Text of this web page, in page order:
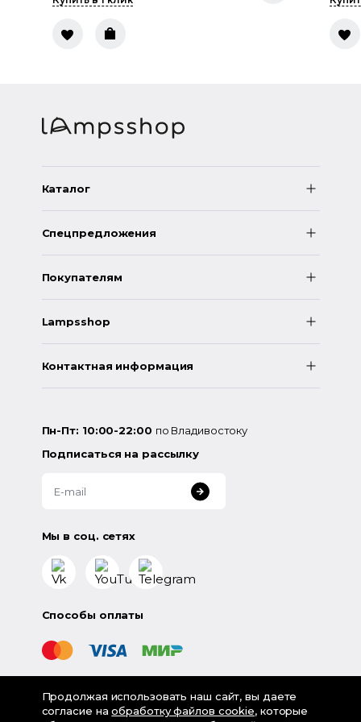
Каталог
Спецпредложения
Покупателям
Lampsshop
Контактная информация
Пн-Пт: 10:00-22:00 по Владивостоку
Подписаться на рассылку
Мы в соц. сетях
Способы оплаты
©2026«LampsShop» - интернет-магазин люстр и
светильников
Продолжая использовать наш сайт, вы даете
согласие наобработку файлов cookie, которые